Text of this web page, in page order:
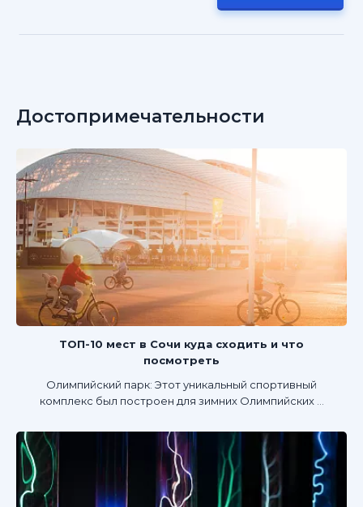
Достопримечательности
ТОП-10 мест в Сочи куда сходить и что
посмотреть
Олимпийский парк: Этот уникальный спортивный
комплекс был построен для зимних Олимпийских ...